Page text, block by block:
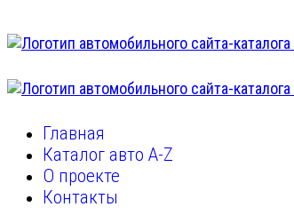
Главная
Каталог авто A-Z
О проекте
Контакты